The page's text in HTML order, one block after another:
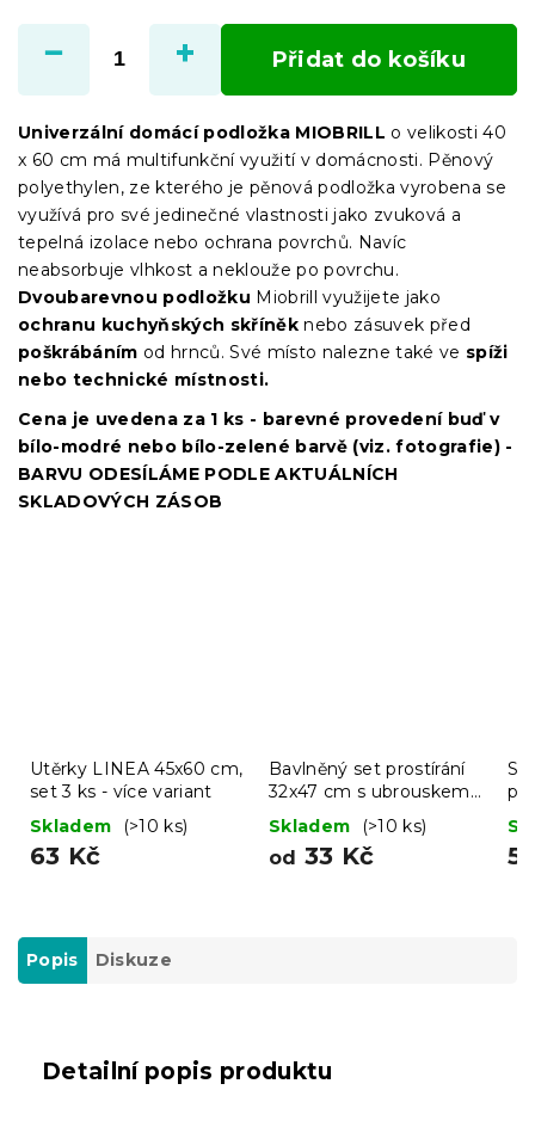
cena:
Přidat do košíku
Univerzální domácí podložka MIOBRILL o velikosti 40
x 60 cm má multifunkční využití v domácnosti. Pěnový
polyethylen, ze kterého je pěnová podložka vyrobena se
využívá pro své jedinečné vlastnosti jako zvuková a
tepelná izolace nebo ochrana povrchů. Navíc
neabsorbuje vlhkost a neklouže po povrchu.
Dvoubarevnou podložku Miobrill využijete jako
ochranu kuchyňských skříněk nebo zásuvek před
poškrábáním od hrnců. Své místo nalezne také ve spíži
nebo technické místnosti.
Cena je uvedena za 1 ks - barevné provedení buď v
bílo-modré nebo bílo-zelené barvě (viz. fotografie) -
BARVU ODESÍLÁME PODLE AKTUÁLNÍCH
SKLADOVÝCH ZÁSOB
Utěrky LINEA 45x60 cm,
set 3 ks - více variant
Skladem
(>10 ks)
63 Kč
Bavlněný set prostírání
32x47 cm s ubrouskem
40x40 cm FOOD
Skladem (>10 ks)
od 33 Kč
Popis Diskuze
Detailní popis produktu